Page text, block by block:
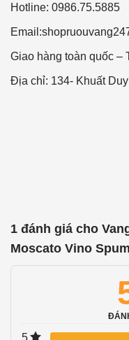
Hotline: 0986.75.5885
Email:
Giao hàng toàn quốc –
Địa chỉ: 134- Khuất
1 đánh giá cho
Moscato Vino
5